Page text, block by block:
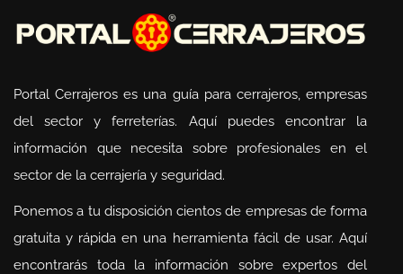
Portal Cerrajeros es una guía para cerrajeros, empresas
del sector y ferreterías. Aquí puedes encontrar la
información que necesita sobre profesionales en el
sector de la cerrajería y seguridad.
Ponemos a tu disposición cientos de empresas de forma
gratuita y rápida en una herramienta fácil de usar. Aquí
encontrarás toda la información sobre expertos del